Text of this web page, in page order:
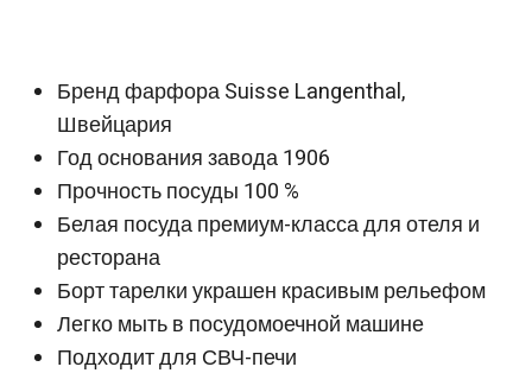
Бренд фарфора Suisse Langenthal,
Швейцария
Год основания завода 1906
Прочность посуды 100 %
Белая посуда премиум-класса для отеля и
ресторана
Борт тарелки украшен красивым рельефом
Легко мыть в посудомоечной машине
Подходит для СВЧ-печи